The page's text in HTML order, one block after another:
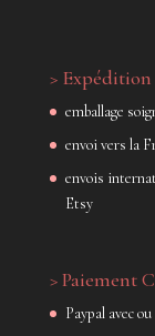
> Expédition
emballage
envoi vers la
envois
Etsy
> Paiement
Paypal avec